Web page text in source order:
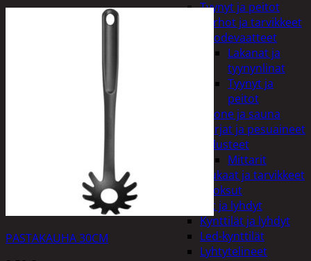
Tyynyt ja peitot
Verhot ja tarvikkeet
Vuodevaatteet
Lakanat ja
tyynynlinat
Tyynyt ja
peitot
Kylpyhuone ja sauna
Harjat ja pesuaineet
Kalusteet
Mittarit
Kiukaat ja tarvikkeet
Tuoksut
Kynttilät ja lyhdyt
Kynttilät ja lyhdyt
Led-kynttilät
Lyhtytelineet
PASTAKAUHA 30CM